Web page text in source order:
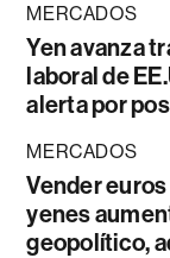
MERCADOS
Yen avanza
laboral de
alerta por
MERCADOS
Vender
yenes
geopolítico,